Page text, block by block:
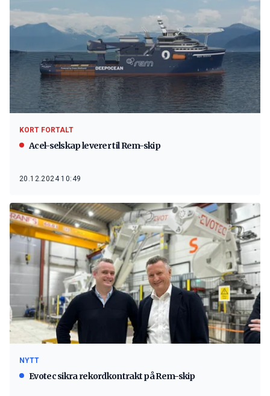
KORT FORTALT
Acel-selskap leverer til Rem-skip
20.12.2024 10:49
NYTT
Evotec sikra rekordkontrakt på Rem-skip